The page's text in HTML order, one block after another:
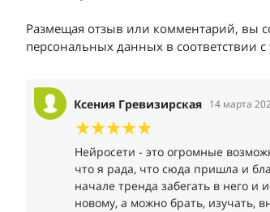
Размещая отзыв или комментарий, вы
персональных данных в соответствии с
Ксения Гревизирская 14 марта
Нейросети - это огромные
что я рада, что сюда пришла и
начале тренда забегать в него и
новому, а можно брать, изучать,